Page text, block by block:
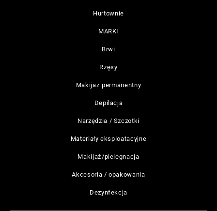
Hurtownie
MARKI
Brwi
Rzęsy
Makijaż permanentny
Depilacja
Narzędzia / Szczotki
Materiały eksploatacyjne
Makijaż/pielęgnacja
Akcesoria / opakowania
Dezynfekcja